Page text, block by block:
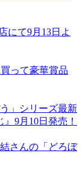
にて9月13日よ
って豪華賞品
」シリーズ最新
9月10日発売！
さんの「どろぼ